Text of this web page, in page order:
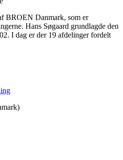
BROEN Danmark, som er
Hans Søgaard grundlagde den
I dag er der 19 afdelinger fordelt